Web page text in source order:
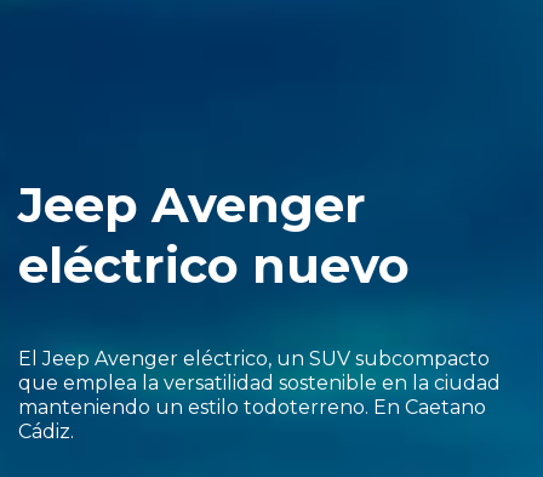
Jeep Avenger
eléctrico nuevo
El Jeep Avenger eléctrico, un SUV subcompacto
que emplea la versatilidad sostenible en la ciudad
manteniendo un estilo todoterreno. En Caetano
Cádiz.